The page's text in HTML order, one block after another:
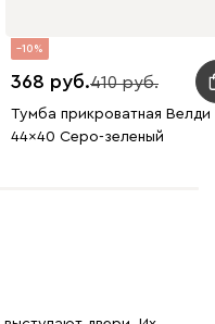
10
368 410
Тумба прикроватная Велди
44x40 Серо-зеленый